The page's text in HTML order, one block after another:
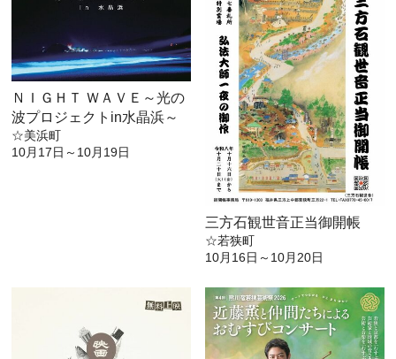
ＮＩＧＨＴ ＷＡＶＥ～光の
波プロジェクトin水晶浜～
☆美浜町
10月17日～10月19日
三方石観世音正当御開帳
☆若狭町
10月16日～10月20日